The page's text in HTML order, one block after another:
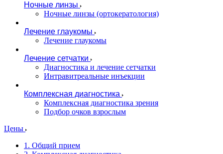
Ночные линзы
Ночные линзы (ортокератология)
Лечение глаукомы
Лечение глаукомы
Лечение сетчатки
Диагностика и лечение сетчатки
Интравитреальные инъекции
Комплексная диагностика
Комплексная диагностика зрения
Подбор очков взрослым
Цены
1. Общий прием